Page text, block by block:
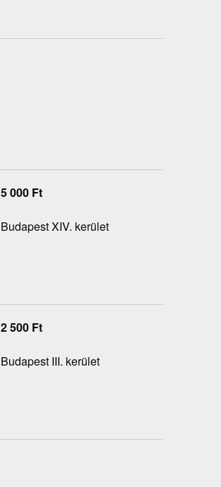
5 000 Ft
Budapest XIV. kerület
2 500 Ft
Budapest III. kerület